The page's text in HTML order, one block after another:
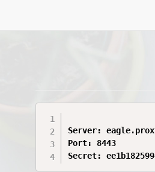
Server:
Port: 8443
Secret: